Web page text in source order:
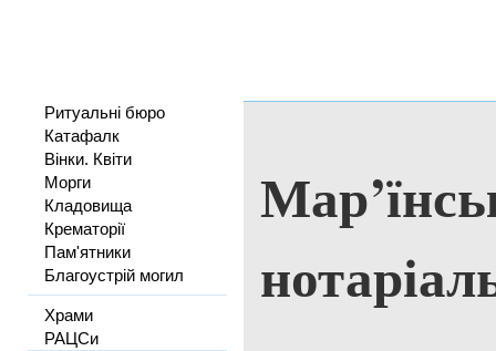
Ритуальні бюро
Катафалк
Вінки. Квіти
Морги
Кладовища
Крематорії
Пам'ятники
Благоустрій могил
Храми
РАЦСи